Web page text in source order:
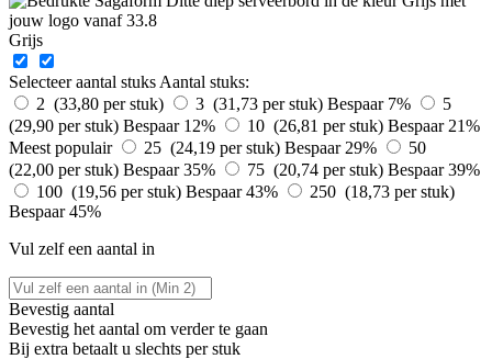
Grijs
Selecteer aantal stuks Aantal stuks:
2 (33,80 per stuk)
3 (31,73 per stuk) Bespaar 7%
5
(29,90 per stuk) Bespaar 12% 10 (26,81 per stuk) Bespaar 21%
Meest populair
25 (24,19 per stuk) Bespaar 29%
50
(22,00 per stuk) Bespaar 35% 75 (20,74 per stuk) Bespaar 39%
100 (19,56 per stuk) Bespaar 43%
250 (18,73 per stuk)
Bespaar 45%
Vul zelf een aantal in
Bevestig aantal
Bevestig het aantal om verder te gaan
Bij extra betaalt u slechts per stuk